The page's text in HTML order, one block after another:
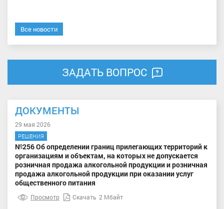
Все новости
ЗАДАТЬ ВОПРОС
ДОКУМЕНТЫ
29 мая 2026
РЕШЕНИЯ
№256 Об определении границ прилегающих территорий к
организациям и объектам, на которых не допускается
розничная продажа алкогольной продукции и розничная
продажа алкогольной продукции при оказании услуг
общественного питания
Просмотр Скачать 2 Мбайт